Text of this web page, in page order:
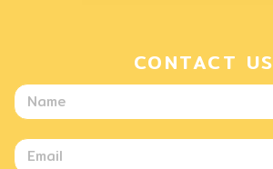
CONTACT US